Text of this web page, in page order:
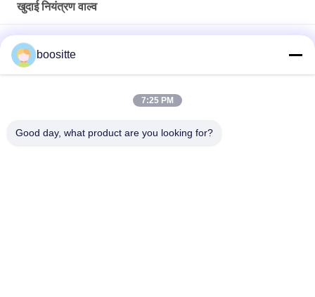
खुदाई नियंत्रण वाल्व
PC78US-6 खुदाई नियंत्रण वाल्व, PC78-5 PC60-7 हाइड्रोलिक नियंत्रण
वाल्व विधानसभा
KMX15RB KMX13RB के लिए मुख्य खुदाई नियंत्रण वाल्व KVMG-270-XB-B
boositte
7:25 PM
Good day, what product are you looking for?